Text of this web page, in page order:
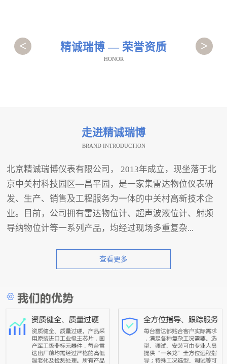
精诚瑞博 — 荣誉资质
HONOR
< >
走进精诚瑞博
BRAND INTRODUCTION
北京精诚瑞博仪表有限公司， 2013年成立，现坐落于北
京中关村科技园区—昌平园，是一家集雷达物位仪表研
发、生产、销售及工程服务为一体的中关村高新技术企
业。目前，公司拥有雷达物位计、超声波液位计、射频
导纳物位计等一系列产品，均经过现场多重复杂...
查看更多